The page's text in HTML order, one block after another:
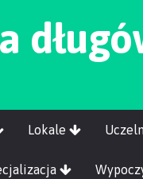
Lokale